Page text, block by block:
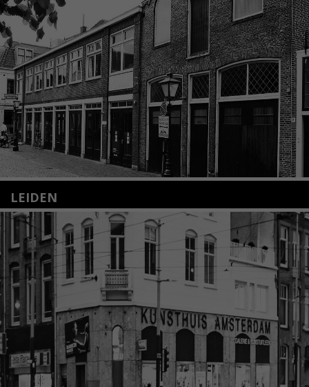
LEIDEN
Nieuwstraat 35
2312 KA Leiden
+31(0)71 – 52 84 480
info@kunsthuisleiden.nl
Lees meer